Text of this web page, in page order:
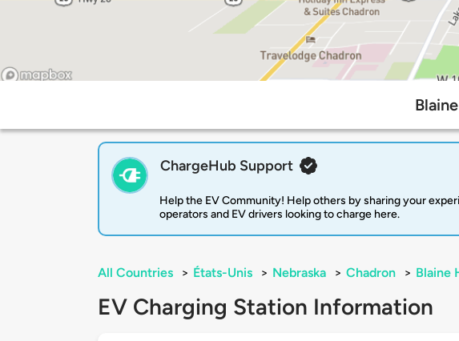
ChargeHub Support
Help the EV Community! Help others by sharing your
operators and EV drivers looking to charge here.
All Countries > États-Unis > Nebraska > Chadron > Blaine
EV Charging Station Information